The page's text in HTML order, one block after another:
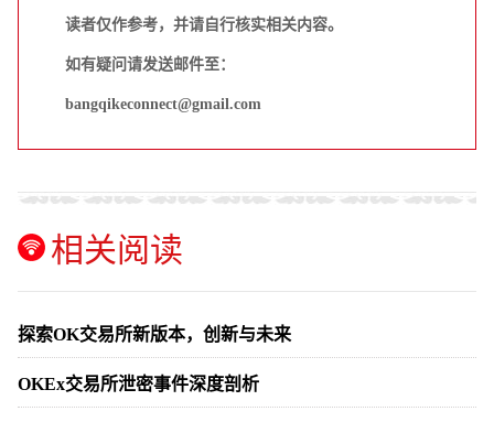
读者仅作参考，并请自行核实相关内容。
如有疑问请发送邮件至：
bangqikeconnect@gmail.com
相关阅读
探索OK交易所新版本，创新与未来
OKEx交易所泄密事件深度剖析